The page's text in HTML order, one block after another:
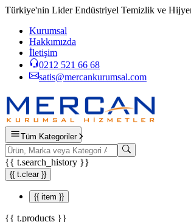
Türkiye'nin Lider Endüstriyel Temizlik ve
Kurumsal
Hakkımızda
İletişim
0212 521 66 68
satis@mercankurumsal.com
Tüm Kategoriler
{{ t.search_history }}
{{ t.clear }}
{{ item }}
{{ t.products }}